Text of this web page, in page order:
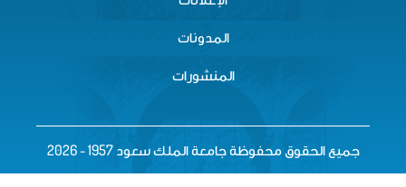
محفوظة جامعة الملك سعود 1957 - 2026